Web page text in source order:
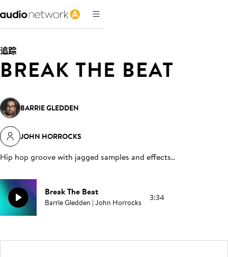
追踪
BREAK THE BEAT
BARRIE GLEDDEN
JOHN HORROCKS
Hip hop groove with jagged samples and effects..
Break The Beat
Barrie Gledden | John Horrocks 3:34